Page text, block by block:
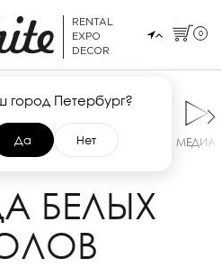
RENTAL
EXPO
DECOR
город Петербург?
Да Нет
0
СТОЛЫ ДИВАНЫ МЕДИА
БЕЛЫХ